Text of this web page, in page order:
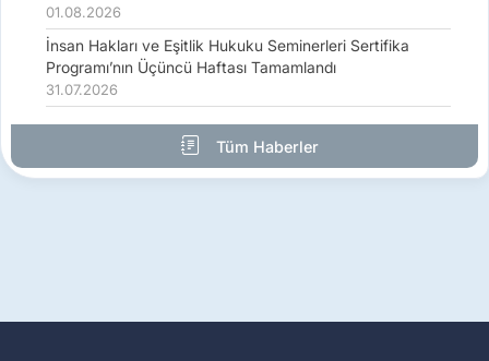
01.08.2026
İnsan Hakları ve Eşitlik Hukuku Seminerleri Sertifika
Programı’nın Üçüncü Haftası Tamamlandı
31.07.2026
Tüm Haberler